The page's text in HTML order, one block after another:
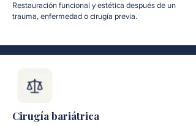
Restauración funcional y estética después de un
trauma, enfermedad o cirugía previa.
Cirugía bariátrica